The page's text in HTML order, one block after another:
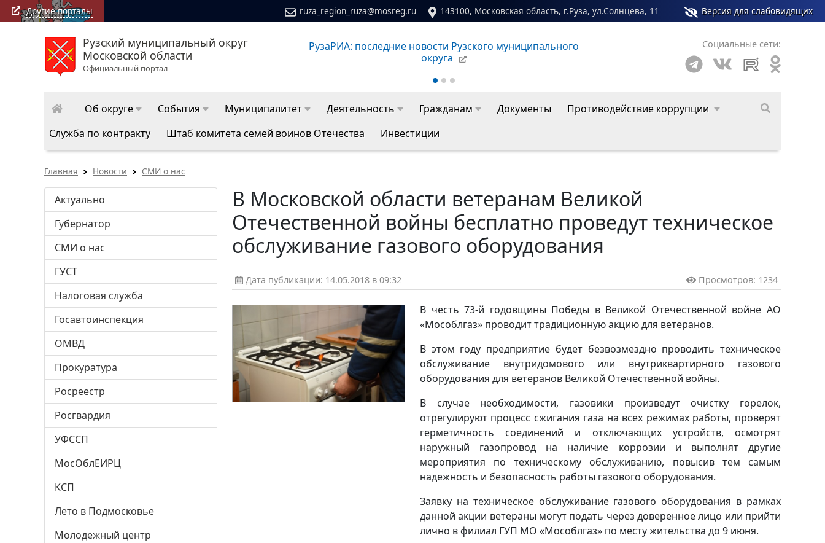
Другие порталы ruza_region_ruza@mosreg.ru 143100, Московская область, г.Руза, ул.Солнцева, 11 Версия для слабовидящих
Рузский муниципальный округ
Московской области
Официальный портал
Сайт молодежного центра Рузского муниципального округа Социальные сети:
Об округе События Муниципалитет Деятельность Гражданам Документы
Противодействие коррупции
Служба по контракту
Штаб комитета семей воинов Отечества Инвестиции
Главная Новости СМИ о нас
Актуально
Губернатор
СМИ о нас
ГУСТ
Налоговая служба
Госавтоинспекция
ОМВД
Прокуратура
Росреестр
Росгвардия
УФССП
МосОблЕИРЦ
КСП
Лето в Подмосковье
Молодежный центр
В Московской области ветеранам Великой
Отечественной войны бесплатно проведут техническое
обслуживание газового оборудования
Дата публикации: 14.05.2018 в 09:32 Просмотров: 1234
В честь 73-й годовщины Победы в Великой Отечественной войне АО
«Мособлгаз» проводит традиционную акцию для ветеранов.
В этом году предприятие будет безвозмездно проводить техническое
обслуживание внутридомового или внутриквартирного газового
оборудования для ветеранов Великой Отечественной войны.
В случае необходимости, газовики произведут очистку горелок,
отрегулируют процесс сжигания газа на всех режимах работы, проверят
герметичность соединений и отключающих устройств, осмотрят
наружный газопровод на наличие коррозии и выполнят другие
мероприятия по техническому обслуживанию, повысив тем самым
надежность и безопасность работы газового оборудования.
Заявку на техническое обслуживание газового оборудования в рамках
данной акции ветераны могут подать через доверенное лицо или прийти
лично в филиал ГУП МО «Мособлгаз» по месту жительства до 9 июня.